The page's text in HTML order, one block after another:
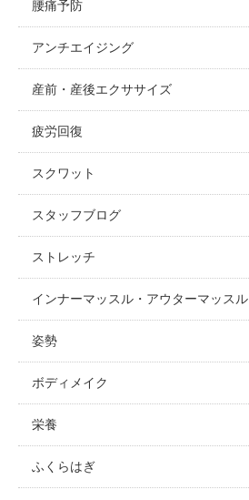
腰痛予防
アンチエイジング
産前・産後エクササイズ
疲労回復
スクワット
スタッフブログ
ストレッチ
インナーマッスル・アウターマッスル
姿勢
ボディメイク
栄養
ふくらはぎ